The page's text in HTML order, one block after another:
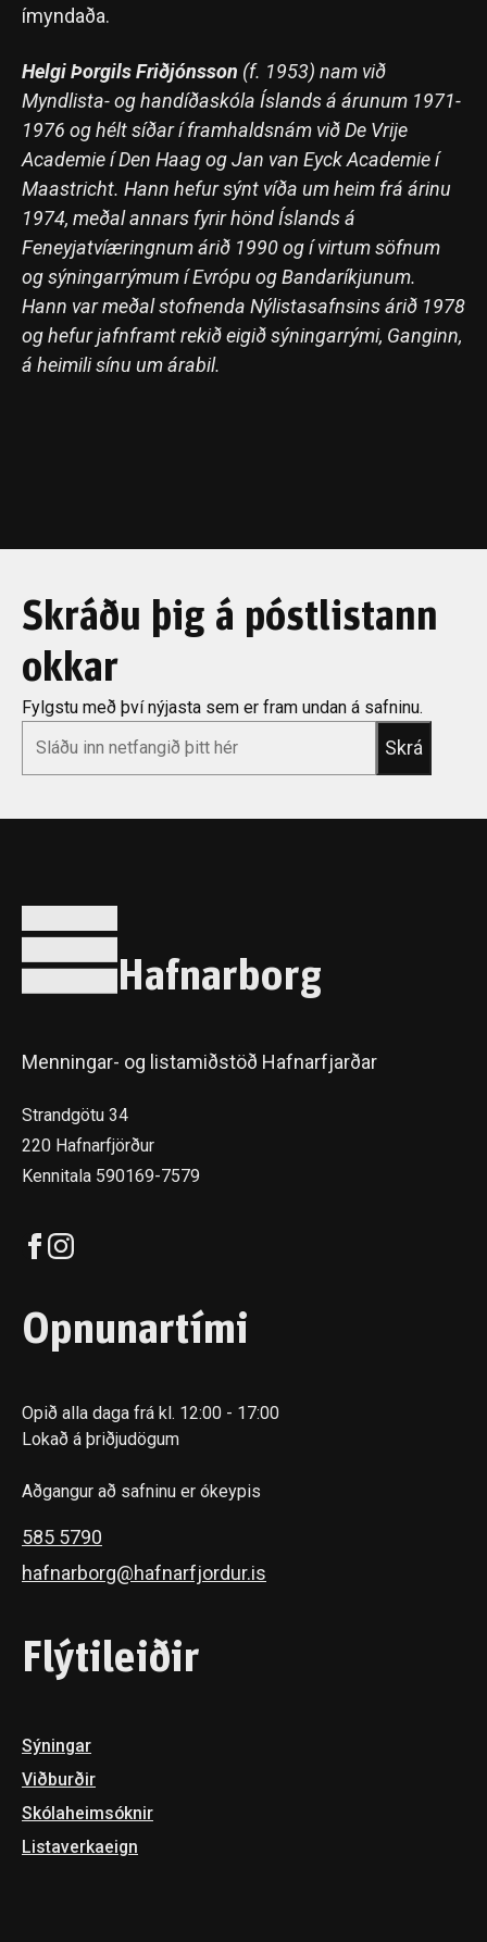
ímyndaða.
Helgi Þorgils Friðjónsson (f. 1953) nam við
Myndlista- og handíðaskóla Íslands á árunum 1971-
1976 og hélt síðar í framhaldsnám við De Vrije
Academie í Den Haag og Jan van Eyck Academie í
Maastricht. Hann hefur sýnt víða um heim frá árinu
1974, meðal annars fyrir hönd Íslands á
Feneyjatvíæringnum árið 1990 og í virtum söfnum
og sýningarrýmum í Evrópu og Bandaríkjunum.
Hann var meðal stofnenda Nýlistasafnsins árið 1978
og hefur jafnframt rekið eigið sýningarrými, Ganginn,
á heimili sínu um árabil.
Skráðu þig á póstlistann
okkar
Fylgstu með því nýjasta sem er fram undan á safninu.
Hafnarborg
Menningar- og listamiðstöð Hafnarfjarðar
Strandgötu 34
220 Hafnarfjörður
Kennitala 590169-7579
Opnunartími
Opið alla daga frá kl. 12:00 - 17:00
Lokað á þriðjudögum
Aðgangur að safninu er ókeypis
585 5790
hafnarborg@hafnarfjordur.is
Flýtileiðir
Sýningar
Viðburðir
Skóla­heimsóknir
Listaverkaeign